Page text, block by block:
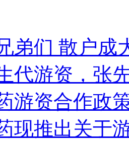
弟们 散户成
代游资，张
游资合作政
现推出关于